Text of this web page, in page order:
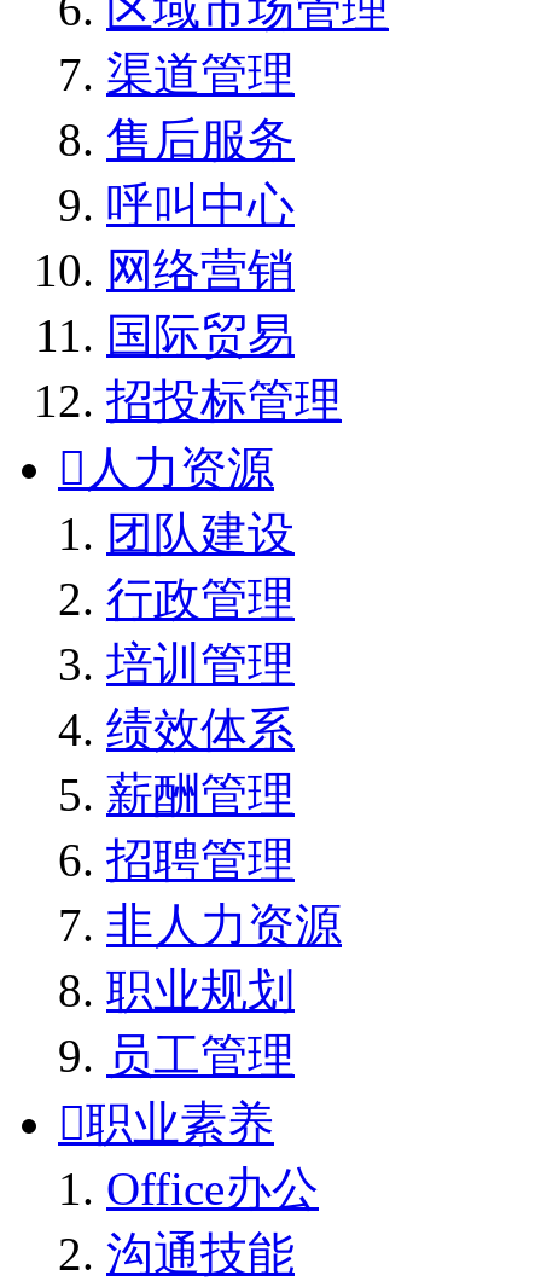
渠道管理
售后服务
呼叫中心
网络营销
国际贸易
招投标管理
 人力资源
团队建设
行政管理
培训管理
绩效体系
薪酬管理
招聘管理
非人力资源
职业规划
员工管理
职业素养
Office办公
沟通技能